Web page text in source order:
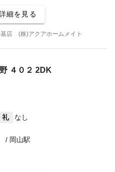
細を見る
店 (株)アクアホームメイト
４０２ 2DK
礼
なし
/ 岡山駅